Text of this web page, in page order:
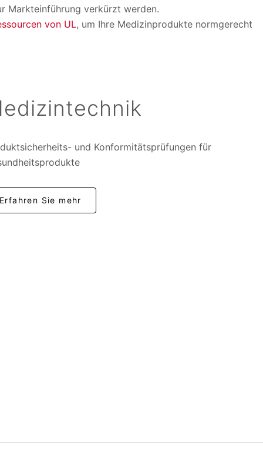
Markteinführung verkürzt werden.
von UL, um Ihre Medizinprodukte normgerecht
und Konformitätsprüfungen für
Sie mehr